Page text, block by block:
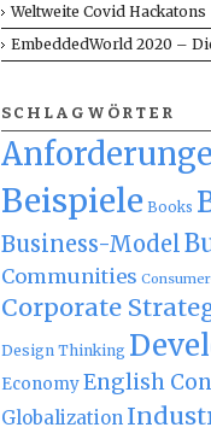
Weltweite Covid Hackatons
EmbeddedWorld 2020 –
SCHLAGWÖRTER
Beispiele Books
Business-Model
Communities
Corporate
Design Thinking
EconomyEnglish
Globalization